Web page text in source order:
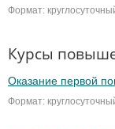
Формат:
Курсы
Оказание первой
Формат: